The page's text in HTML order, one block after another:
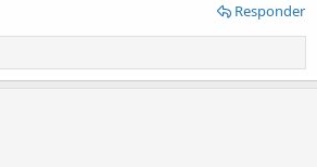
Responder